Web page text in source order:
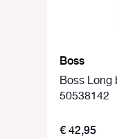
Boss
Boss Long
50538142
€ 42,95